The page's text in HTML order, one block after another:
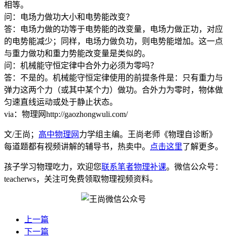
相等。
问：电场力做功大小和电势能改变？
答：电场力做的功等于电势能的改变量，电场力做正功，对应
的电势能减少；同样，电场力做负功，则电势能增加。这一点
与重力做功和重力势能改变量是类似的。
问：机械能守恒定律中合外力必须为零吗？
答：不是的。机械能守恒定律使用的前提条件是：只有重力与
弹力这两个力（或其中某个力）做功。合外力为零时，物体做
匀速直线运动或处于静止状态。
via：物理网http://gaozhongwuli.com/
文/王尚； 高中物理网 力学组主编。王尚老师《物理自诊断》
每道题都有视频讲解的辅导书，热卖中。
点击这里了解更多。
孩子学习物理吃力，欢迎您联系笔者物理补课。微信公众号：
teacherws，关注可免费领取物理视频资料。
上一篇
下一篇